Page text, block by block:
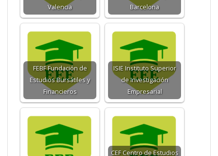
Valencia
Barcelona
FEBF Fundación de
Estudios Bursátiles y
Financieros
ISIE Instituto Superior
de Investigación
Empresarial
CEF Centro de Estudios